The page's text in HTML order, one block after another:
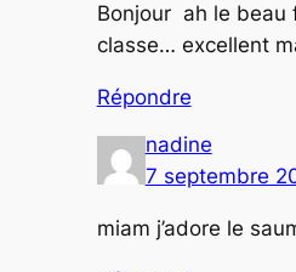
Bonjour ah le beau
classe… excellent
Répondre
nadine
7 septembre
miam j’adore le